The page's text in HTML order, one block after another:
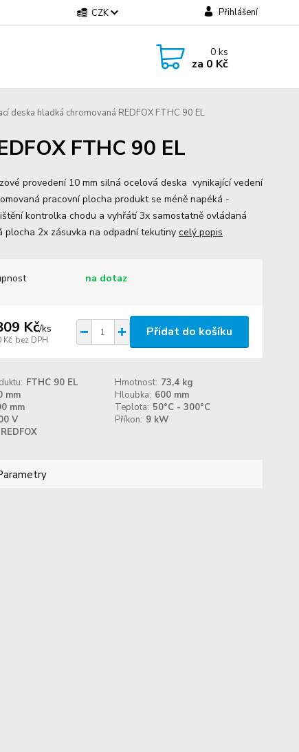
CZK Přihlášení
0ks
za 0 Kč
deska hladká chromovaná REDFOX FTHC 90 EL
FTHC 90 EL
provedení 10 mm silná ocelová deska vynikající vedení
pracovní plocha produkt se méně napéká -
kontrolka chodu a vyhřátí 3x samostatně ovládaná
plocha 2x zásuvka na odpadní tekutiny celý popis
na dotaz
Kč/ks
Kč bez DPH
Přidat do košíku
FTHC 90 EL Hmotnost: 73,4 kg
mm Hloubka: 600 mm
mm Teplota: 50°C - 300°C
V Příkon: 9 kW
REDFOX